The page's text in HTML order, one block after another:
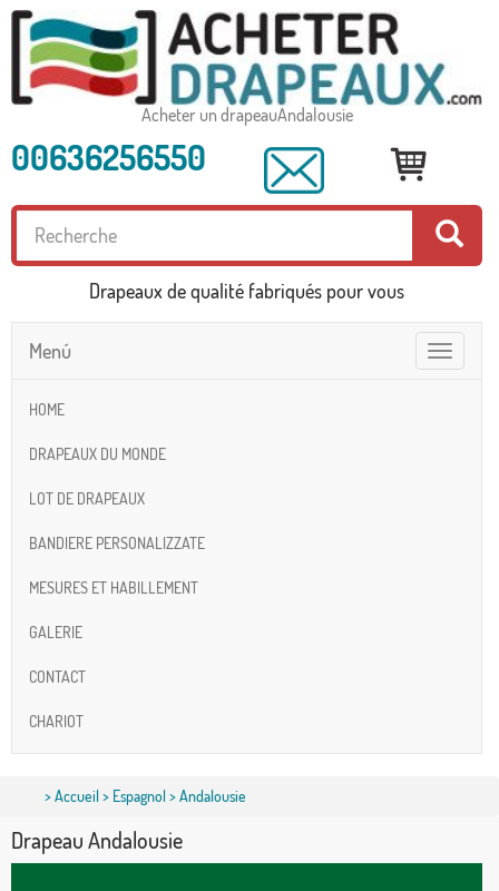
Acheter un drapeauAndalousie
00636256550
Drapeaux de qualité fabriqués pour vous
Toggle
navigation
Menú
HOME
DRAPEAUX DU MONDE
LOT DE DRAPEAUX
BANDIERE PERSONALIZZATE
MESURES ET HABILLEMENT
GALERIE
CONTACT
CHARIOT
>Accueil> Espagnol> Andalousie
Drapeau Andalousie